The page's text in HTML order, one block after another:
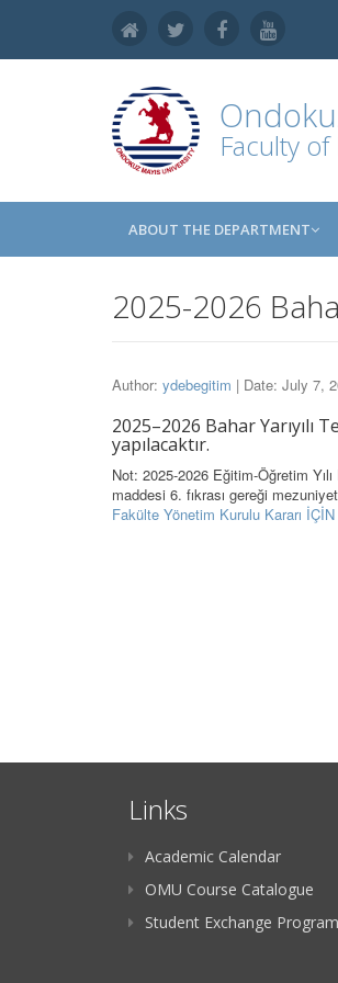
Faculty
ABOUT THE DEPARTMENT
2025-2026
Author: ydebegitim | Date: July 7,
2025–2026 Bahar Yarıyılı
yapılacaktır.
Not: 2025-2026 Eğitim-Öğretim
maddesi 6. fıkrası gereği
Fakülte Yönetim Kurulu Kararı
Links
Academic Calendar
OMU Course Catalogue
Student Exchange